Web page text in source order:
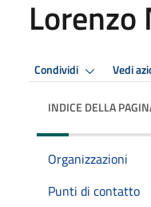
Lorenzo
Condividi Vedi
INDICE DELLA
Organizzazioni
Punti di contatto